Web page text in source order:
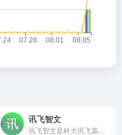
讯飞智文